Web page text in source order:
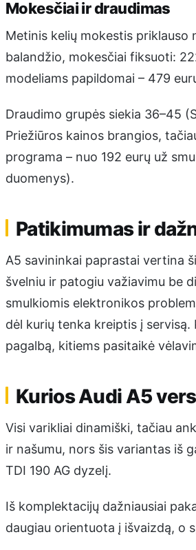
Mokesčiai ir draudimas
Metinis kelių mokestis priklauso
balandžio, mokesčiai fiksuoti:
modeliams papildomai – 479
Draudimo grupės siekia 36–45
Priežiūros kainos brangios,
programa – nuo 192 eurų už
duomenys).
Patikimumas ir
A5 savininkai paprastai vertina
švelniu ir patogiu važiavimu be
smulkiomis elektronikos
dėl kurių tenka kreiptis į
pagalbą, kitiems pasitaikė
Kurios Audi A5
Visi varikliai dinamiški, tačiau
ir našumu, nors šis variantas iš
TDI 190 AG dyzelį.
Iš komplektacijų dažniausiai
daugiau orientuota į išvaizdą, o